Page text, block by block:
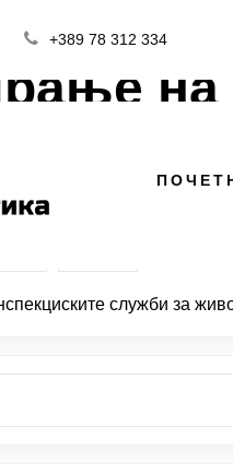
+389 78 312 334
на
·Кисела Вода
служби за